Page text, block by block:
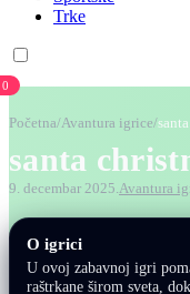
Trke
0
Početna/Avantura igrice/
santa
9. decembar 2025.Avantura
O igrici
U ovoj zabavnoj igri
raštrkane širom sveta,